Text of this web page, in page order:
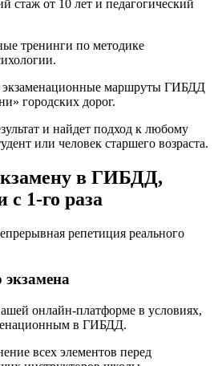
стаж от 10 лет и педагогический
тренинги по методике
экзаменационные маршруты ГИБДД
городских дорог.
и найдет подход к любому
или человек старшего возраста.
в ГИБДД,
1-го раза
репетиция реального
онлайн-платформе в условиях,
в ГИБДД.
всех элементов перед